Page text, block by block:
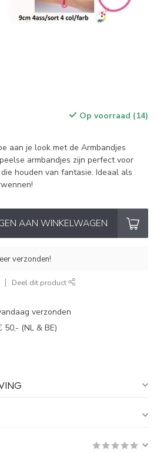
Op voorraad (14)
aan je look met de Armbandjes
armbandjes zijn perfect voor
houden van fantasie. Ideaal als
AAN WINKELWAGEN
verzonden!
Deel dit product
verzonden
(NL & BE)